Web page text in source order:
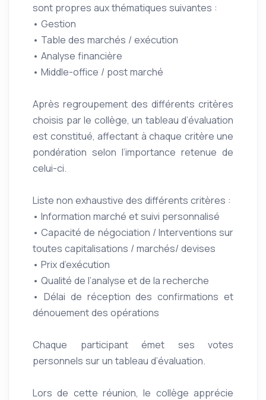
sont propres aux thématiques suivantes :
• Gestion
• Table des marchés / exécution
• Analyse financière
• Middle-office / post marché
Après regroupement des différents critères
choisis par le collège, un tableau d’évaluation
est constitué, affectant à chaque critère une
pondération selon l’importance retenue de
celui-ci.
Liste non exhaustive des différents critères :
• Information marché et suivi personnalisé
• Capacité de négociation / Interventions sur
toutes capitalisations / marchés/ devises
• Prix d’exécution
• Qualité de l’analyse et de la recherche
• Délai de réception des confirmations et
dénouement des opérations
Chaque participant émet ses votes
personnels sur un tableau d’évaluation.
Lors de cette réunion, le collège apprécie